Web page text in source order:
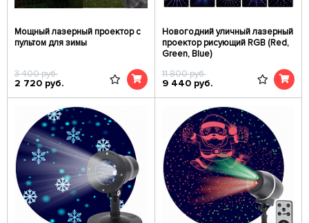
Мощный лазерный проектор с
пультом для зимы
3 400руб.
2 720 руб.
Новогодний уличный лазерный
проектор рисующий RGB (Red,
Green, Blue)
11 800руб.
9 440 руб.